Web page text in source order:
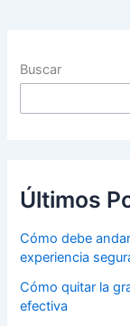
Buscar
Últimos
Cómo debe
experiencia
Cómo quitar la
efectiva